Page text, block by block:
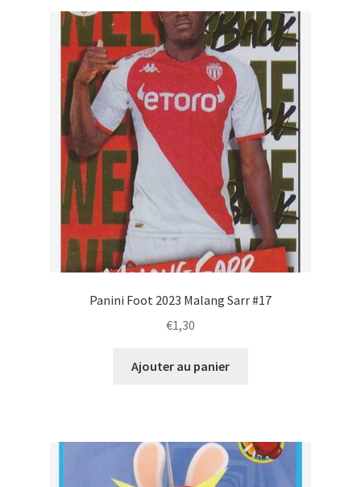
Panini Foot 2023 Malang Sarr #17
€1,30
Ajouter au panier